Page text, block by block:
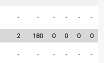
- - - - - -
2 180 0 0 0 0
- - - - - -